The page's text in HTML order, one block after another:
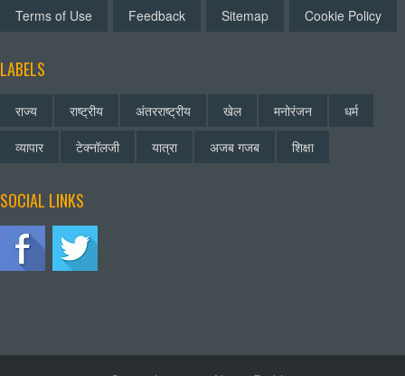
Terms of Use
Feedback Sitemap Cookie Policy
LABELS
राज्य राष्ट्रीय अंतरराष्ट्रीय खेल मनोरंजन
धर्म
व्यापार
टेक्नॉलजी यात्रा अजब गजब शिक्षा
SOCIAL LINKS